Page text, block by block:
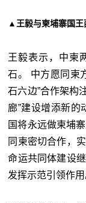
▲王毅与柬埔寨国王
王毅表示，中柬
石。 中方愿同柬
石六边”合作架构
廊”建设增添新的
国将永远做柬埔
同柬密切合作，
命运共同体建设
发挥示范引领作用